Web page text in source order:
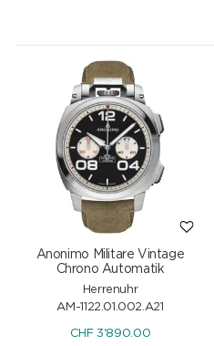
Anonimo Militare Vintage
Chrono Automatik
Herrenuhr
AM-1122.01.002.A21
CHF3'890.00